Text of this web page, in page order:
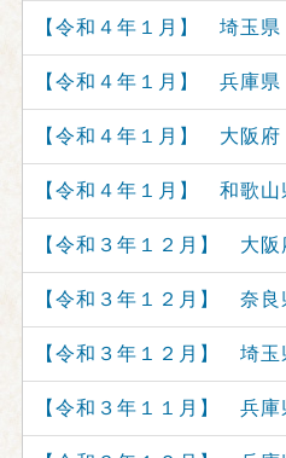
【令和４年１月】 埼玉
【令和４年１月】 兵庫
【令和４年１月】 大阪
【令和４年１月】 和歌
【令和３年１２月】 大
【令和３年１２月】 奈
【令和３年１２月】 埼
【令和３年１１月】 兵